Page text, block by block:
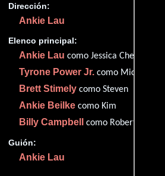
Dirección:
Ankie Lau
Elenco principal:
Ankie Lau como Jessica Cheung
Tyrone Power Jr. como Michael
Brett Stimely como Steven
Ankie Beilke como Kim
Billy Campbell como Robert
Guión:
Ankie Lau